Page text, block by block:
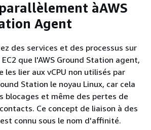
àAWS
Agent
des services et des processus sur
que l'AWS Ground Station agent,
lier aux vCPU non utilisés par
Station le noyau Linux, car cela
blocages et même des pertes de
Ce concept de liaison à des
connu sous le nom d'affinité.